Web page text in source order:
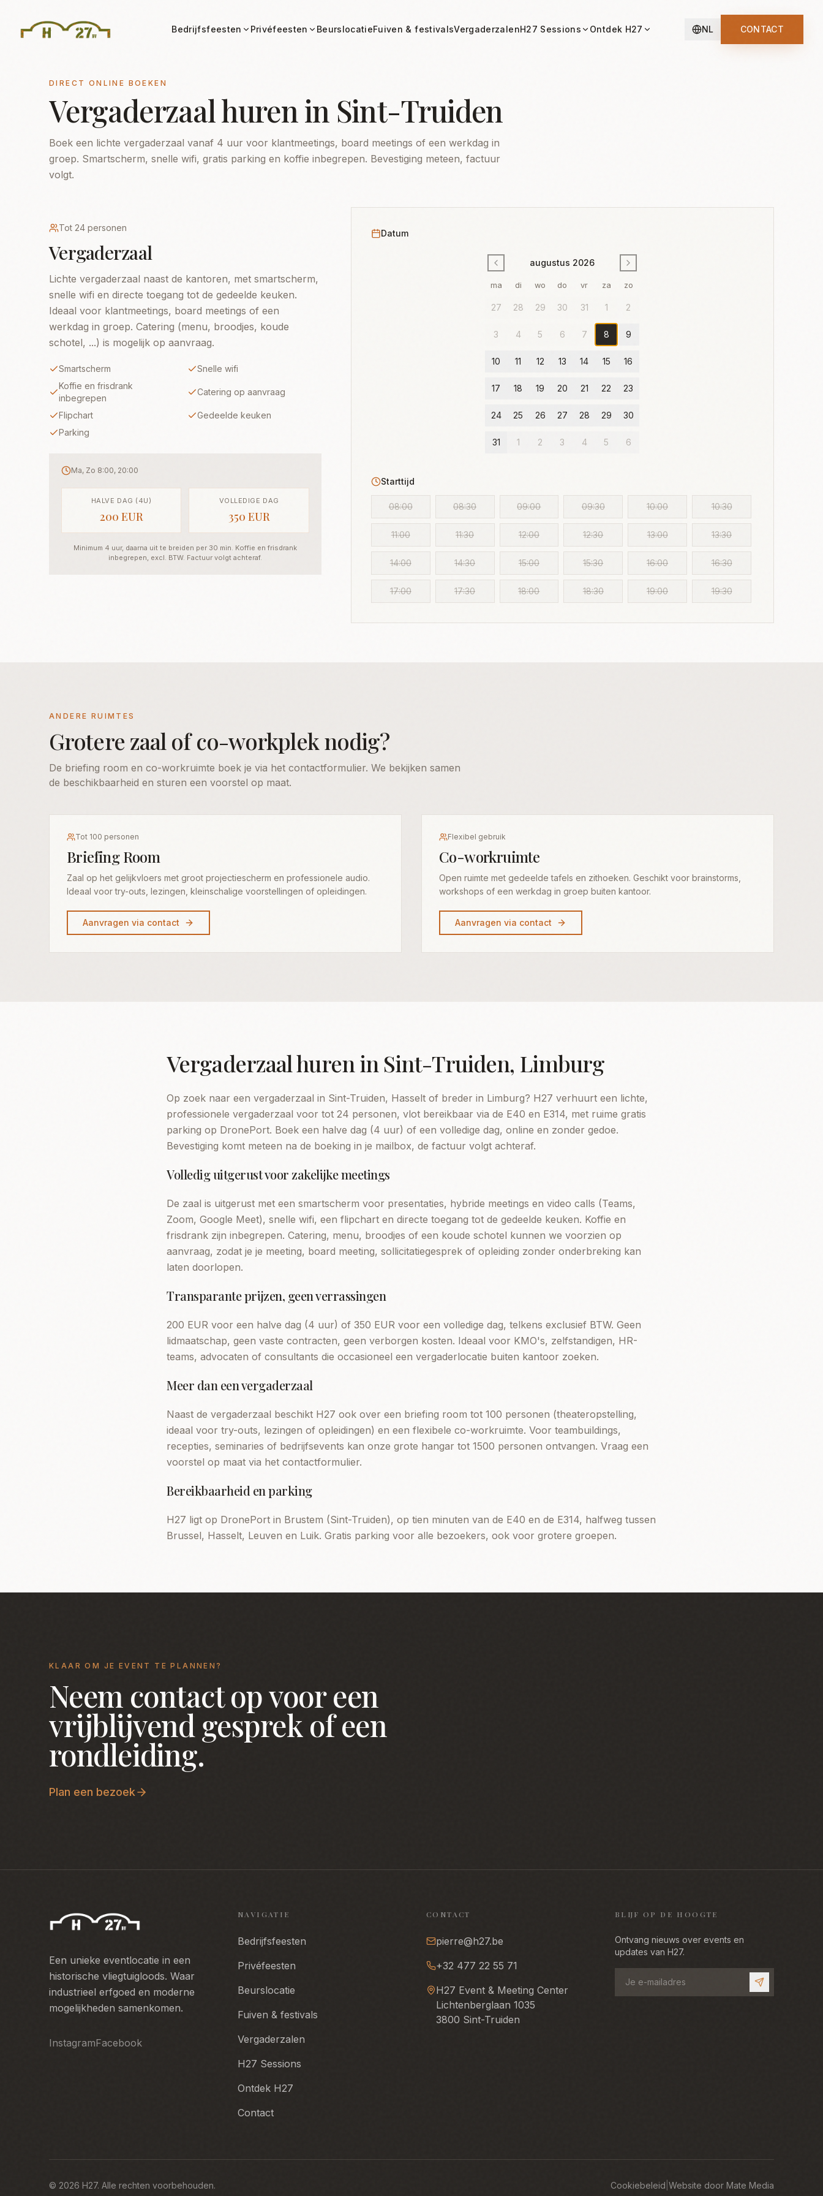
Bedrijfsfeesten Privéfeesten BeurslocatieFuiven & festivalsVergaderzalenH27 Sessions Ontdek H27 NL CONTACT
DIRECT ONLINE BOEKEN
Vergaderzaal huren in Sint-Truiden
Boek een lichte vergaderzaal vanaf 4 uur voor klantmeetings, board meetings of een werkdag in
groep. Smartscherm, snelle wifi, gratis parking en koffie inbegrepen. Bevestiging meteen, factuur
volgt.
Tot 24 personen
Vergaderzaal
Lichte vergaderzaal naast de kantoren, met smartscherm,
snelle wifi en directe toegang tot de gedeelde keuken.
Ideaal voor klantmeetings, board meetings of een
werkdag in groep. Catering (menu, broodjes, koude
schotel, ...) is mogelijk op aanvraag.
Smartscherm
Snelle wifi
Koffie en frisdrank
inbegrepen
Catering op aanvraag
Flipchart
Gedeelde keuken
Parking
Ma, Zo 8:00, 20:00
HALVE DAG (4U)
200 EUR
VOLLEDIGE DAG
350 EUR
Minimum 4 uur, daarna uit te breiden per 30 min. Koffie en frisdrank
inbegrepen, excl. BTW. Factuur volgt achteraf.
Datum
augustus 2026
ma di wo do vr za zo
27 28 29 30 31 1 2
3 4 5 6 7 8 9
10 11 12 13 14 15 16
17 18 19 20 21 22 23
24 25 26 27 28 29 30
31 1 2 3 4 5 6
Starttijd
08:00 08:30 09:00 09:30 10:00 10:30
11:00 11:30 12:00 12:30 13:00 13:30
14:00 14:30 15:00 15:30 16:00 16:30
17:00 17:30 18:00 18:30 19:00 19:30
ANDERE RUIMTES
Grotere zaal of co-workplek nodig?
De briefing room en co-workruimte boek je via het contactformulier. We bekijken samen
de beschikbaarheid en sturen een voorstel op maat.
Tot 100 personen
Briefing Room
Zaal op het gelijkvloers met groot projectiescherm en professionele audio.
Ideaal voor try-outs, lezingen, kleinschalige voorstellingen of opleidingen.
Aanvragen via contact
Flexibel gebruik
Co-workruimte
Open ruimte met gedeelde tafels en zithoeken. Geschikt voor brainstorms,
workshops of een werkdag in groep buiten kantoor.
Aanvragen via contact
Vergaderzaal huren in Sint-Truiden, Limburg
Op zoek naar een vergaderzaal in Sint-Truiden, Hasselt of breder in Limburg? H27 verhuurt een lichte,
professionele vergaderzaal voor tot 24 personen, vlot bereikbaar via de E40 en E314, met ruime gratis
parking op DronePort. Boek een halve dag (4 uur) of een volledige dag, online en zonder gedoe.
Bevestiging komt meteen na de boeking in je mailbox, de factuur volgt achteraf.
Volledig uitgerust voor zakelijke meetings
De zaal is uitgerust met een smartscherm voor presentaties, hybride meetings en video calls (Teams,
Zoom, Google Meet), snelle wifi, een flipchart en directe toegang tot de gedeelde keuken. Koffie en
frisdrank zijn inbegrepen. Catering, menu, broodjes of een koude schotel kunnen we voorzien op
aanvraag, zodat je je meeting, board meeting, sollicitatiegesprek of opleiding zonder onderbreking kan
laten doorlopen.
Transparante prijzen, geen verrassingen
200 EUR voor een halve dag (4 uur) of 350 EUR voor een volledige dag, telkens exclusief BTW. Geen
lidmaatschap, geen vaste contracten, geen verborgen kosten. Ideaal voor KMO's, zelfstandigen, HR-
teams, advocaten of consultants die occasioneel een vergaderlocatie buiten kantoor zoeken.
Meer dan een vergaderzaal
Naast de vergaderzaal beschikt H27 ook over een briefing room tot 100 personen (theateropstelling,
ideaal voor try-outs, lezingen of opleidingen) en een flexibele co-workruimte. Voor teambuildings,
recepties, seminaries of bedrijfsevents kan onze grote hangar tot 1500 personen ontvangen. Vraag een
voorstel op maat via het contactformulier.
Bereikbaarheid en parking
H27 ligt op DronePort in Brustem (Sint-Truiden), op tien minuten van de E40 en de E314, halfweg tussen
Brussel, Hasselt, Leuven en Luik. Gratis parking voor alle bezoekers, ook voor grotere groepen.
KLAAR OM JE EVENT TE PLANNEN?
Neem contact op voor een
vrijblijvend gesprek of een
rondleiding.
Plan een bezoek
Een unieke eventlocatie in een
historische vliegtuigloods. Waar
industrieel erfgoed en moderne
mogelijkheden samenkomen.
InstagramFacebook
NAVIGATIE
Bedrijfsfeesten
Privéfeesten
Beurslocatie
Fuiven & festivals
Vergaderzalen
H27 Sessions
Ontdek H27
Contact
CONTACT
pierre@h27.be
+32 477 22 55 71
H27 Event & Meeting Center
Lichtenberglaan 1035
3800 Sint-Truiden
BLIJF OP DE HOOGTE
Ontvang nieuws over events en
updates van H27.
© 2026 H27. Alle rechten voorbehouden. Cookiebeleid Website door Mate Media